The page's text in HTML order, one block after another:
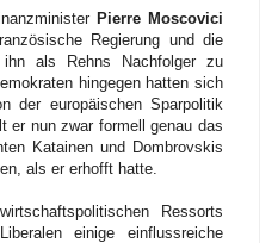
Pierre Moscovici
Regierung und die
ihn als Rehns Nachfolger zu
hingegen hatten sich
europäischen Sparpolitik
er nun zwar formell genau das
Katainen und Dombrovskis
als er erhofft hatte.
Ressorts
einige einflussreiche